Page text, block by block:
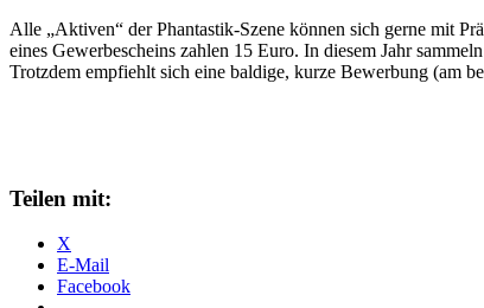
Alle „Aktiven“ der Phantastik-Szene können sich gerne mit
eines Gewerbescheins zahlen 15 Euro. In diesem Jahr
Trotzdem empfiehlt sich eine baldige, kurze Bewerbung (am
Teilen mit:
X
E-Mail
Facebook